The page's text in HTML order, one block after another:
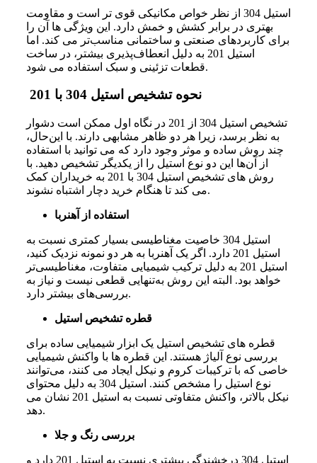
استیل 304 از نظر خواص مکانیکی قوی‌ تر است و مقاومت
بهتری در برابر کشش و خمش دارد. این ویژگی‌ ها آن را
برای کاربردهای صنعتی و ساختمانی مناسب‌تر می‌ کند. اما
استیل 201 به
دلیل انعطاف‌پذیری بیشتر، در ساخت
قطعات تزئینی و سبک استفاده می‌ شود.
نحوه تشخیص استیل 304 با 201
تشخیص استیل 304 از 201 در نگاه اول ممکن است دشوار
به نظر برسد، زیرا هر دو ظاهر مشابهی دارند. با این‌حال،
چند روش ساده و موثر وجود دارد که می‌ توانید با استفاده
از
آن‌ها این دو نوع استیل را از یکدیگر تشخیص دهید. با
روش‌ های تشخیص استیل 304 با 201 به خریداران کمک
می‌ کند تا هنگام خرید دچار اشتباه نشوند.
استفاده از آهنربا
استیل 304 خاصیت مغناطیسی بسیار کمتری نسبت به
استیل
دارد. اگر یک آهنربا به هر دو نمونه نزدیک کنید،
استیل
به دلیل ترکیب شیمیایی متفاوت، مغناطیسیتر
خواهد بود. البته این روش بهتنهایی قطعی نیست و نیاز به
بررسیهای بیشتر دارد .
قطره تشخیص استیل
قطره‌ های تشخیص استیل یک ابزار شیمیایی ساده برای
بررسی نوع آلیاژ هستند. این قطره‌ ها با واکنش شیمیایی
خاصی که با ترکیبات کروم و نیکل ایجاد می‌ کنند، می‌توانند
نوع استیل را مشخص کنند. استیل 304 به دلیل محتوای
نیکل بالاتر، واکنش متفاوتی نسبت به استیل 201 نشان
می‌
دهد.
بررسی رنگ و جلا
استیل 304 درخشندگی بیشتری نسبت به استیل دارد و